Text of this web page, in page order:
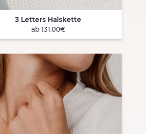
QUICK VIEW
3 Letters Halskette
ab 131.00€